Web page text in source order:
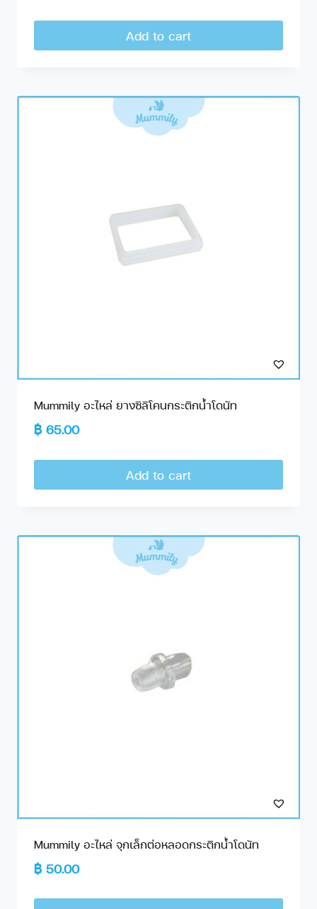
Add to cart
Mummily อะไหล่ ยางซิลิโคนกระติกน้ำโดนัท
฿ 65.00
Add to cart
Mummily อะไหล่ จุกเล็กต่อหลอดกระติกน้ำโดนัท
฿ 50.00